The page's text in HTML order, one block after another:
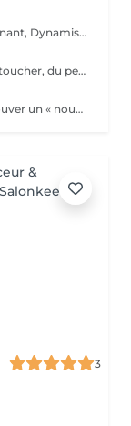
Décontractant, Défatiguant, Drainant, Détoxinant, Dynamisant, Dansant et Divin ! Ce massage dissout les tensions physiques et psychiques pour danser la samba avec la vie ! Ce massage profond aux mouvements rythmés enchaîne longues pressions glissées, roulées, vibrées des avant-bras. Il intègre une séquence au bambou qui roule et danse sur les muscles et se termine en percussions. Le bambou est une plante exceptionnelle. Il incarne l'apaisement, la tranquillité et la simplicité. Inspiré de la tradition chinoise, il permet de rendre la circulation sanguine plus fluide, il tonifie et relaxe le corps pour lui conférer une sensation de légèreté notamment au niveau des jambes avec les manuvres drainantes effectuées avec un bambou.
En Afrique, la pratique du massage relève du toucher, du peau-à-peau maternel du rite initiatique ou du contact thérapeutique accompagné de rituels de guérison. Le massage est surtout utilisé comme un formidable outil énergisant luttant contre la fatigue de la marche, des travaux manuels agricoles, ou de la maternité. Le massage aide à renforcer l'organisme, maintenir ou retrouver l'énergie nécessaire pour accomplir sa charge de travail physique contraignante. C'est donc tout naturellement que le Massage Africain Sabi Sabi se focalise sur les membres inférieurs en insistant sur la relance de la circulation et le travail des muscles des jambes, le but étant d'éliminer les toxines qui alourdissent les jambes. Le travail de drainage procure une détente musculaire profonde et une souplesse accrue dans les jambes mais permet aussi de détendre et détoxifier l'organisme. Les manuvres se concentrent aussi sur le dos, ainsi que les trapèzes et la nuque pour détendre les tensions, voire les courbatures. Ce massage s'adresse aux Clientes fatiguées et/ou stressées qui ont besoin d'énergie, qui subissent une baisse de tonus moral, qui ont des jambes lourdes.
Venu de Hawaï, ce massage est idéal pour trouver un « nouveau souffle » Le massage est au coeur de la tradition polynésienne. C'est par le massage que l'individu entretient et rétablit son harmonie intérieure et équilibre sa relation au monde. Il est à la fois sacré, thérapeutique et épicurien. Lomi est un terme hawaïen qui veut dire masser, frotter, presser, pétrir. Le massage lomi lomi est aussi appelé « modelage des mains aimantes ». Notre version « Sweet Lomi » en est une déclinaison plus courte et plus douce. Ce massage recourt aux énergies des 4 éléments qui s'expriment par 4 différentes qualités de toucher et un enchaînement de mouvements variés aussi rythmés que les vagues du Pacifique : -Air : effleurages légers et rapides comme le souffle des alizés. -Feu : stretchings stimulants, comme enflammés, volcaniques. -Eau : mouvements fluides, caressants comme les vagues apaisées de l'océan. -Terre : digi-pressions profondes et pénétrantes qui enracinent. Ce massage laisse au final une douce sensation de relâchement... de voluptueuse sérénité... !
3